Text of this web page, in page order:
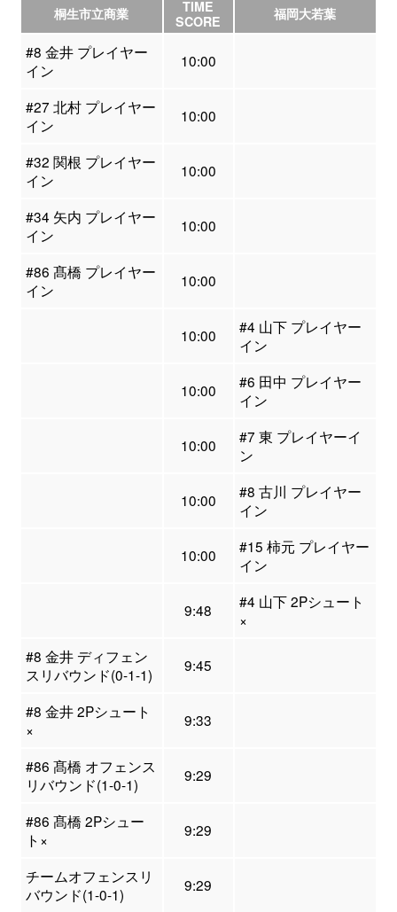
桐生市立商業
TIME
SCORE
福岡大若葉
#8 金井 プレイヤー
イン
10:00
#27 北村 プレイヤー
イン
10:00
#32 関根 プレイヤー
イン
10:00
#34 矢内 プレイヤー
イン
10:00
#86 髙橋 プレイヤー
イン
10:00
10:00
#4 山下 プレイヤー
イン
10:00
#6 田中 プレイヤー
イン
10:00
#7 東 プレイヤーイ
ン
10:00
#8 古川 プレイヤー
イン
10:00
#15 柿元 プレイヤー
イン
9:48
#4 山下 2Pシュート
×
#8 金井 ディフェン
スリバウンド(0-1-1)
9:45
#8 金井 2Pシュート
×
9:33
#86 髙橋 オフェンス
リバウンド(1-0-1)
9:29
#86 髙橋 2Pシュー
ト×
9:29
チームオフェンスリ
バウンド(1-0-1)
9:29